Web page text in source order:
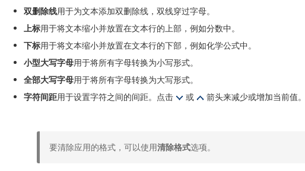
双删除线用于为文本添加双删除线，双线穿过字母。
上标用于将文本缩小并放置在文本行的上部，例如分数中。
下标用于将文本缩小并放置在文本行的下部，例如化学公式中。
小型大写字母用于将所有字母转换为小写形式。
全部大写字母用于将所有字母转换为大写形式。
字符间距用于设置字符之间的间距。点击 或 箭头来减少或增加当前值
要清除应用的格式，可以使用清除格式选项。